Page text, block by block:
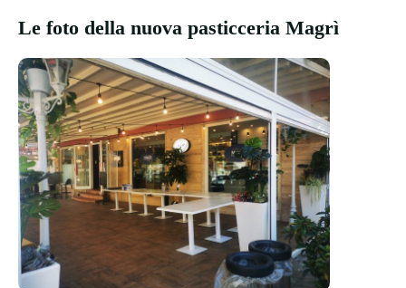
Le foto della nuova pasticceria Magrì